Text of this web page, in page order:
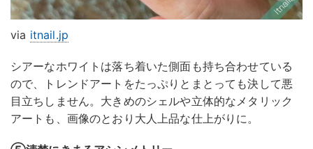
via itnail.jp
シアーなホワイトは落ち着いた側面も持ち合わせている
ので、トレンドアートをたっぷりとまとっても決して悪
目立ちしません。大きめのシェルや立体的なメタリック
アートも、画像のとおり大人上品な仕上がりに。